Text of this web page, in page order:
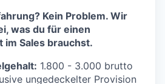
Kein Problem. Wir
was du für einen
Sales brauchst.
1.800 - 3.000 brutto
ungedeckelter Provision